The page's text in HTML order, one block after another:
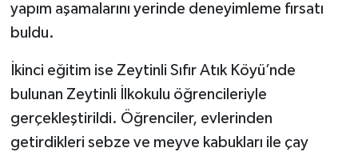
yapım aşamalarını yerinde deneyimleme fırsatı
buldu.
İkinci eğitim ise Zeytinli Sıfır Atık Köyü’nde
bulunan Zeytinli İlkokulu öğrencileriyle
gerçekleştirildi. Öğrenciler, evlerinden
getirdikleri sebze ve meyve kabukları ile çay